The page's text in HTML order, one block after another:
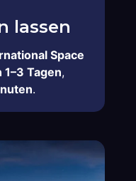
lassen
Space
Tagen,
.